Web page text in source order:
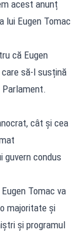
acest anunț
lui Eugen Tomac
că Eugen
să-l susțină
cât și cea
guvern condus
Tomac va
majoritate și
și programul